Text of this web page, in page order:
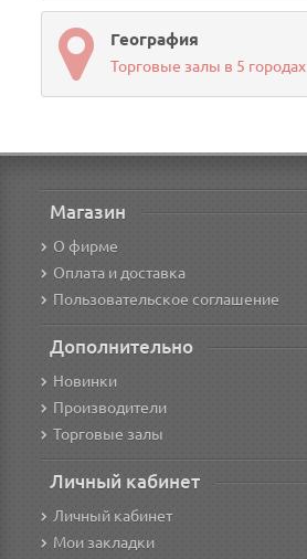
География
Торговые залы в 5 городах
Магазин
О фирме
Оплата и доставка
Пользовательское соглашение
Дополнительно
Новинки
Производители
Торговые залы
Личный кабинет
Личный кабинет
Мои закладки